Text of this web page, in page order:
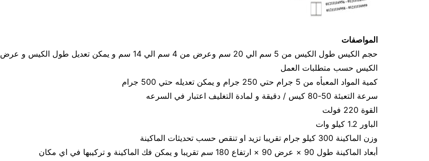
المواصفات
حجم الكيس طول الكيس من 5 سم الي 20 سم وعرض من 4 سم الي 14 سم و يمكن تعديل طول الكيس و عرض
الكيس حسب متطلبات العمل
كمية المواد المعبأه من 5 جرام حتي 250 جرام و يمكن تعديله حتي 500 جرام
سرعة التعبئة 50-80 كيس / دقيقة و لمادة التغليف اعتبار في السرعه
القوة 220 فولت
الباور 1.2 كيلو وات
وزن الماكينة 300 كيلو جرام تقريبا تزيد او تنقص حسب تحديثات الماكينة
أبعاد الماكينة طول 90 × عرض 90 × ارتفاع 180 سم تقريبا و يمكن فك الماكينة و تركيبها في اي مكان